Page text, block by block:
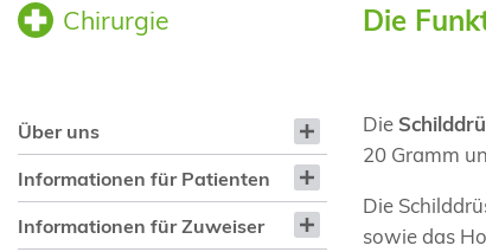
Chirurgie
Über uns
Informationen für Patienten
Informationen für Zuweiser
Die
Die
20 Gramm
Die
sowie das